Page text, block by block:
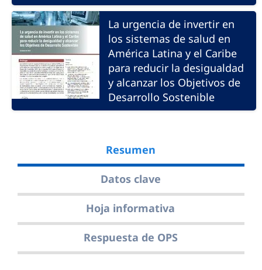
La urgencia de invertir en
los sistemas de salud en
América Latina y el Caribe
para reducir la desigualdad
y alcanzar los Objetivos de
Desarrollo Sostenible
Resumen
Datos clave
Hoja informativa
Respuesta de OPS